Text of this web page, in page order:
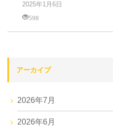
2025年1月6日
598
アーカイブ
2026年7月
2026年6月